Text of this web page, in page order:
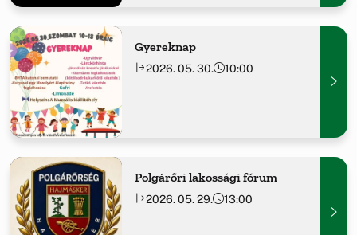
Gyereknap
2026. 05. 30. 10:00
Polgárőri lakossági fórum
2026. 05. 29. 13:00